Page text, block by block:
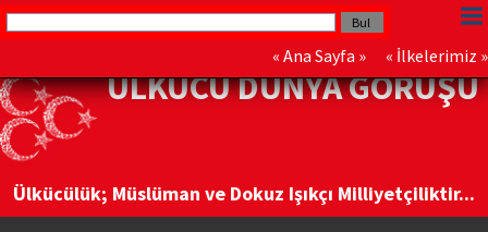
« Ana Sayfa » « İlkelerimiz »
ÜLKÜCÜ DÜNYA GÖRÜŞÜ
Ülkücülük; Müslüman ve Dokuz Işıkçı Milliyetçiliktir...